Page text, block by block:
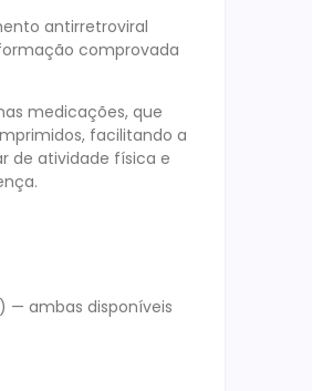
antirretroviral
comprovada
medicações, que
facilitando a
de atividade física e
— ambas disponíveis